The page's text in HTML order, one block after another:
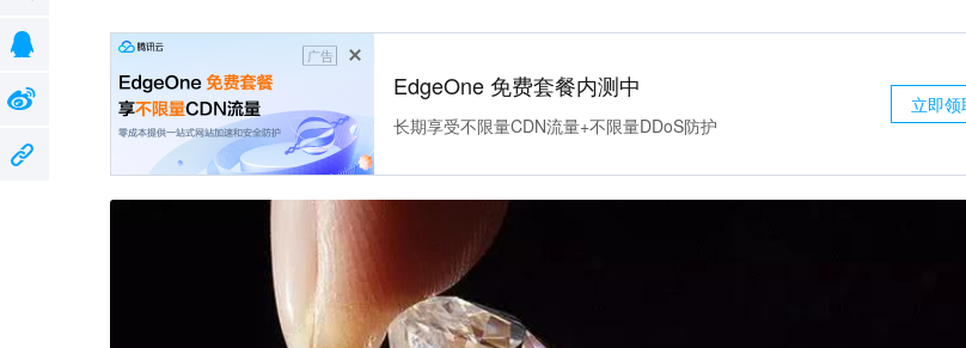
广告
EdgeOne 免费套餐内测中
长期享受不限量CDN流量+不限量DDoS防护
立即领